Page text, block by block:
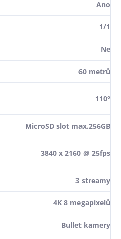
Ano
1/1
Ne
60 metrů
110°
MicroSD slot max.256GB
3840 x 2160 @ 25fps
3 streamy
4K 8 megapixelů
Bullet kamery